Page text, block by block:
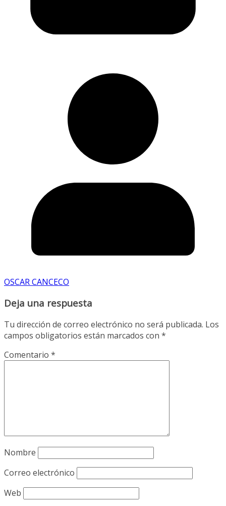
OSCAR CANCECO
Deja una respuesta
Tu dirección de correo electrónico no será publicada. Los
campos obligatorios están marcados con *
Comentario *
Nombre
Correo electrónico
Web